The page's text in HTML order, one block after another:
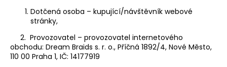
Dotčená osoba – kupující/návštěvník webové
stránky,
2. Provozovatel – provozovatel internetového
obchodu: Dream Braids s. r. o., Příčná 1892/4, Nové Město,
110 00 Praha 1, IČ: 14177919
b
u